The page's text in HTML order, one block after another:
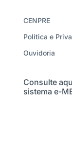
CENPRE
Política e
Ouvidoria
Consulte
sistema e-